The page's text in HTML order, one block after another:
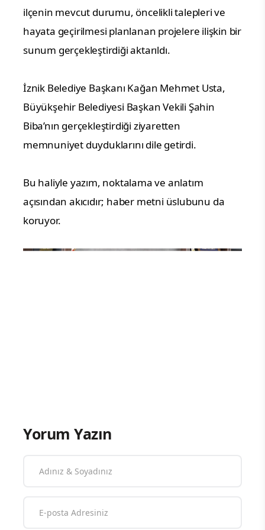
ilçenin mevcut durumu, öncelikli talepleri ve
hayata geçirilmesi planlanan projelere ilişkin bir
sunum gerçekleştirdiği aktarıldı.
İznik Belediye Başkanı Kağan Mehmet Usta,
Büyükşehir Belediyesi Başkan Vekili Şahin
Biba’nın gerçekleştirdiği ziyaretten
memnuniyet duyduklarını dile getirdi.
Bu haliyle yazım, noktalama ve anlatım
açısından akıcıdır; haber metni üslubunu da
koruyor.
Yorum Yazın